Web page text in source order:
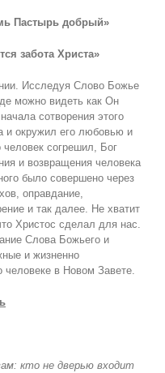
Пастырь добрый»
забота Христа»
Исследуя Слово Божье
можно видеть как Он
сотворения этого
и окружил его любовью и
согрешил, Бог
и возвращения человека
было совершено через
оправдание,
и так далее. Не хватит
Христос сделал для нас.
Слова Божьего и
и жизненно
человеке в Новом Завете.
кто не дверью входит